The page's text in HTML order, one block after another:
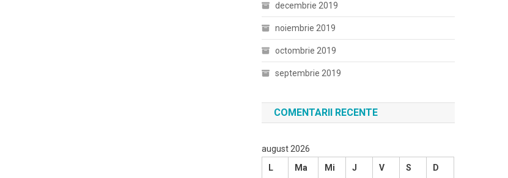
decembrie 2019
noiembrie 2019
octombrie 2019
septembrie 2019
COMENTARII RECENTE
august 2026
L
Ma Mi J V S D